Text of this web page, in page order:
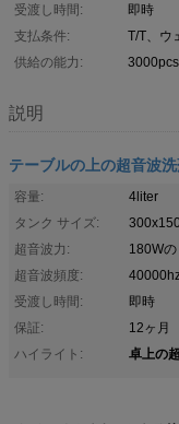
受渡し時間:
即時
支払条件:
T/T、ウ
供給の能力:
説明
テーブルの上の超音波
容量:
4liter
タンク サイズ:
超音波力:
180Wの
超音波頻度:
受渡し時間:
即時
保証:
12ヶ月
ハイライト:
卓上の